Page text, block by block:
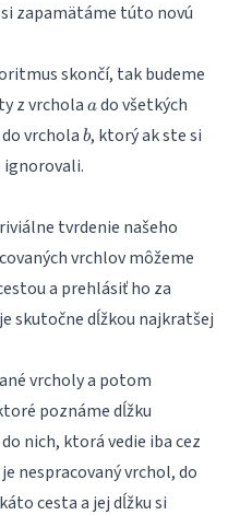
zapamätáme túto novú
skončí, tak budeme
z vrchola a
ado všetkých
vrchola b
b, ktorý ak ste si
ignorovali.
tvrdenie našeho
vrchlov môžeme
a prehlásiť ho za
skutočne dĺžkou najkratšej
vrcholy a potom
poznáme dĺžku
do nich, ktorá vedie iba cez
je nespracovaný vrchol, do
cesta a jej dĺžku si